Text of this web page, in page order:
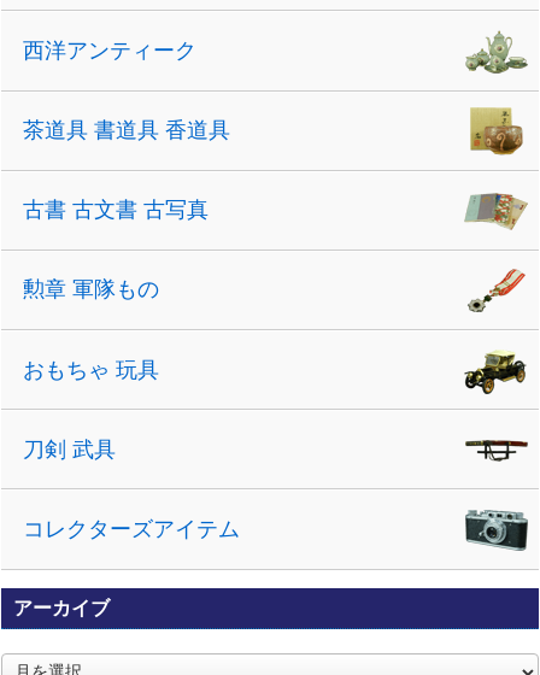
西洋アンティーク
茶道具 書道具 香道具
古書 古文書 古写真
勲章 軍隊もの
おもちゃ 玩具
刀剣 武具
コレクターズアイテム
アーカイブ
ア